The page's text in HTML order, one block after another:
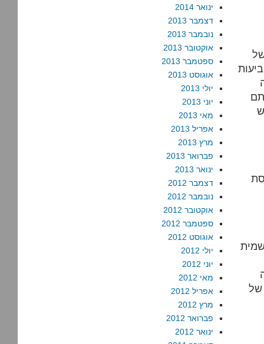
של
ינואר 2014
דצמבר 2013
נובמבר 2013
אוקטובר 2013
ספטמבר 2013
אוגוסט 2013
יולי 2013
יוני 2013
מאי 2013
אפריל 2013
מרץ 2013
פברואר 2013
ינואר 2013
דצמבר 2012
נובמבר 2012
אוקטובר 2012
ספטמבר 2012
אוגוסט 2012
יולי 2012
יוני 2012
מאי 2012
אפריל 2012
מרץ 2012
פברואר 2012
ינואר 2012